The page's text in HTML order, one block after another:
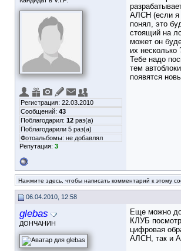
Регистрация: 22.03.2010
Сообщений: 43
Поблагодарил: 12 раз(а)
Поблагодарили 5 раз(а)
Фотоальбомы: не добавлял
Репутация: 3
АЛСН (если я
понял, это
стоящий на
может он
их несколько
Тебе надо
тем
появятся
Нажмите здесь, чтобы написать комментарий к этому
06.04.2010, 12:58
glebas
ДОНЧАНИН
Еще можно
КЛУБ
цифровая
АЛСН, так и